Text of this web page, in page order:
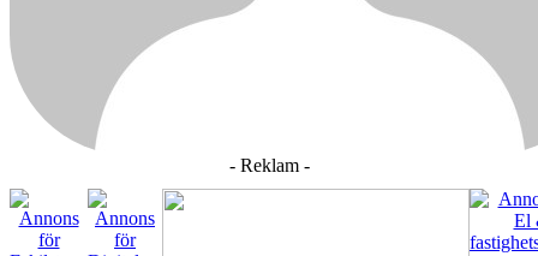
- Reklam -